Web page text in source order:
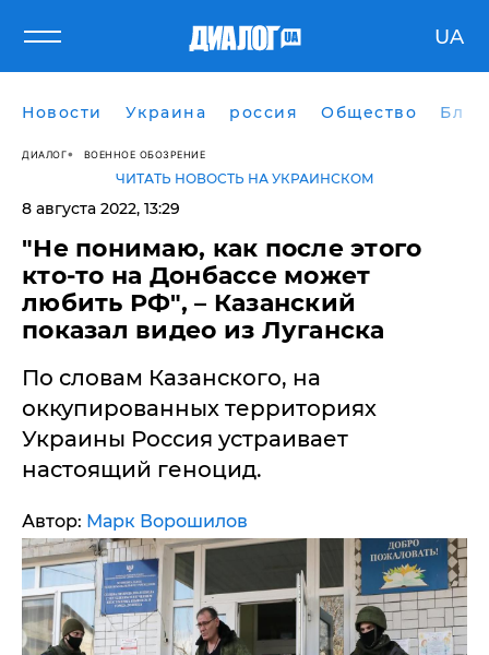
UA
Новости Украина россия Общество
ДИАЛОГ ВОЕННОЕ ОБОЗРЕНИЕ
ЧИТАТЬ НОВОСТЬ НА УКРАИНСКОМ
8 августа 2022, 13:29
"Не понимаю, как после этого
кто-то на Донбассе может
любить РФ", – Казанский
показал видео из Луганска
По словам Казанского, на
оккупированных территориях
Украины Россия устраивает
настоящий геноцид.
Автор: Марк Ворошилов